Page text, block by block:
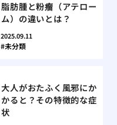
脂肪腫と粉瘤（アテロー
ム）の違いとは？
2025.09.11
未分類
大人がおたふく風邪にか
かると？その特徴的な症
状